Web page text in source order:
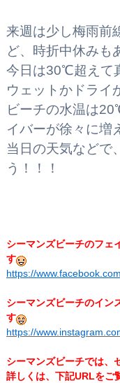
来週は少し梅雨前
ど、時折中休みも
今日は30℃超えて
ウェットかドライ
ビーチの水温は
イバーが徐々に増
当日の天気などで
う！！！
シーマンズビーチのフェ
す
https://
シーマンズビーチのイン
す
https://
シーマンズビーチでは、
詳しくは、下記URLをご